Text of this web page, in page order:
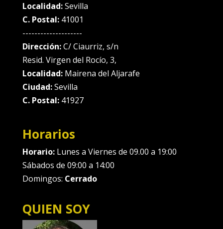
Localidad:Sevilla
C. Postal:41001
--------------------
Dirección:C/ Ciaurriz, s/n
Resid. Virgen del Rocío, 3,
Localidad:Mairena del Aljarafe
Ciudad:Sevilla
C. Postal:41927
Horarios
Horario:Lunes a Viernes de 09.00 a 19:00
Sábados de 09:00 a 14:00
Domingos: Cerrado
QUIEN SOY